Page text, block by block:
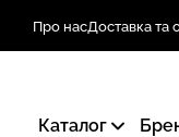
Про насДоставка та
Каталог